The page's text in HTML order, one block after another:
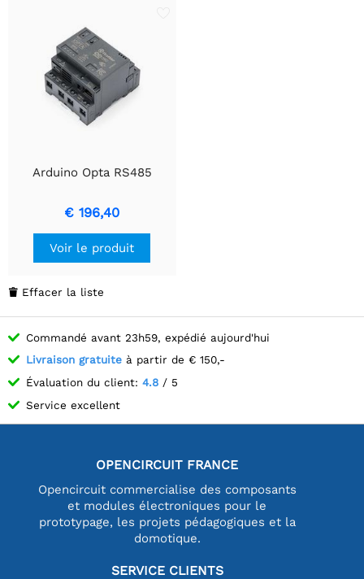
Arduino Opta RS485
€ 196,40
Voir le produit
 Effacer la liste
Commandé avant 23h59, expédié aujourd'hui
Livraison gratuite à partir de € 150,-
Évaluation du client: 4.8 / 5
Service excellent
OPENCIRCUIT FRANCE
Opencircuit commercialise des composants
et modules électroniques pour le
prototypage, les projets pédagogiques et la
domotique.
SERVICE CLIENTS